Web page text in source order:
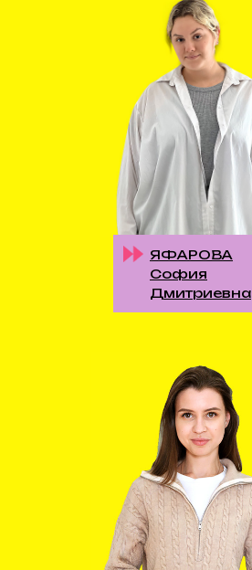
ЯФАРОВА
София
Дмитриевна